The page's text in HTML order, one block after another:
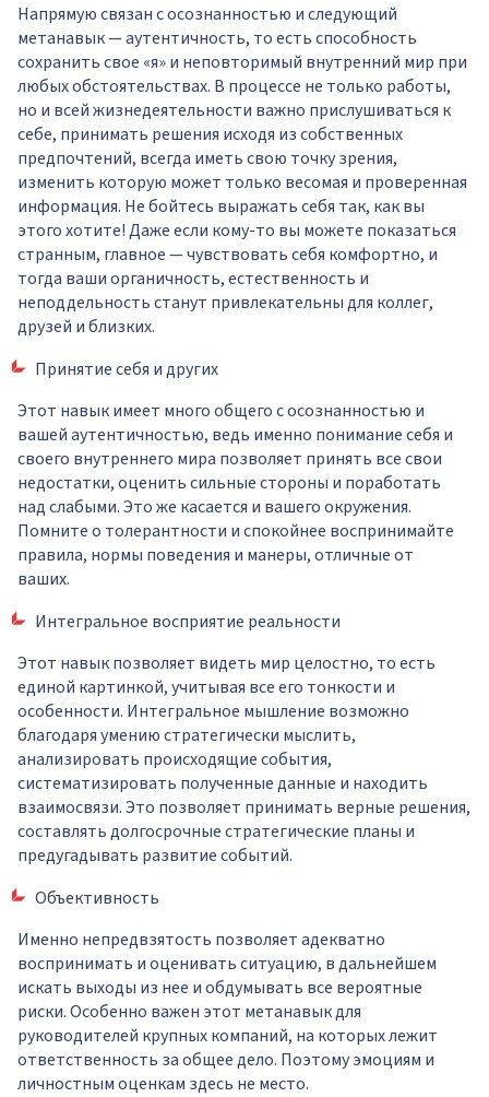
Напрямую связан с осознанностью и следующий
метанавык — аутентичность, то есть способность
сохранить свое «я» и неповторимый внутренний мир при
любых обстоятельствах. В процессе не только работы,
но и всей жизнедеятельности важно прислушиваться к
себе, принимать решения исходя из собственных
предпочтений, всегда иметь свою точку зрения,
изменить которую может только весомая и проверенная
информация. Не бойтесь выражать себя так, как вы
этого хотите! Даже если кому-то вы можете показаться
странным, главное — чувствовать себя комфортно, и
тогда ваши органичность, естественность и
неподдельность станут привлекательны для коллег,
друзей и близких.
Принятие себя и других
Этот навык имеет много общего с осознанностью и
вашей аутентичностью, ведь именно понимание себя и
своего внутреннего мира позволяет принять все свои
недостатки, оценить сильные стороны и поработать
над слабыми. Это же касается и вашего окружения.
Помните о толерантности и спокойнее воспринимайте
правила, нормы поведения и манеры, отличные от
ваших.
Интегральное восприятие реальности
Этот навык позволяет видеть мир целостно, то есть
единой картинкой, учитывая все его тонкости и
особенности. Интегральное мышление возможно
благодаря умению стратегически мыслить,
анализировать происходящие события,
систематизировать полученные данные и находить
взаимосвязи. Это позволяет принимать верные решения,
составлять долгосрочные стратегические планы и
предугадывать развитие событий.
Объективность
Именно непредвзятость позволяет адекватно
воспринимать и оценивать ситуацию, в дальнейшем
искать выходы из нее и обдумывать все вероятные
риски. Особенно важен этот метанавык для
руководителей крупных компаний, на которых лежит
ответственность за общее дело. Поэтому эмоциям и
личностным оценкам здесь не место.